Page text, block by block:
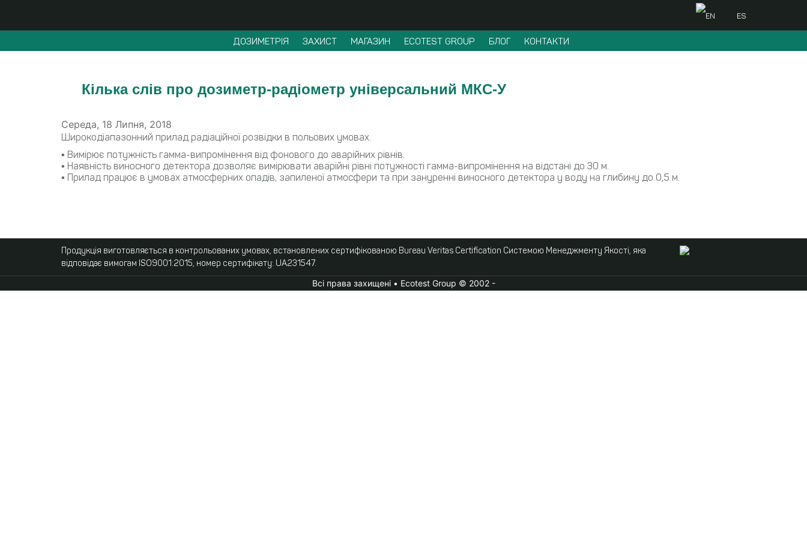
EN ES
ДОЗИМЕТРІЯ ЗАХИСТ МАГАЗИН ECOTEST GROUP БЛОГ КОНТАКТИ
Кілька слів про дозиметр-радіометр універсальний МКС-У
Середа, 18 Липня, 2018
Широкодіапазонний прилад радіаційної розвідки в польових умовах.
▪️ Вимірює потужність гамма-випромінення від фонового до аварійних рівнів.
▪️ Наявність виносного детектора дозволяє вимірювати аварійні рівні потужності гамма-випромінення на відстані до 30 м.
▪️ Прилад працює в умовах атмосферних опадів, запиленої атмосфери та при зануренні виносного детектора у воду на глибину до 0,5 м.
Продукція виготовляється в контрольованих умовах, встановлених сертифікованою Bureau Veritas Certification Системою Менеджменту Якості, яка
відповідає вимогам ISO9001:2015, номер сертифікату: UA231547.
Всі права захищені • Ecotest Group © 2002 -